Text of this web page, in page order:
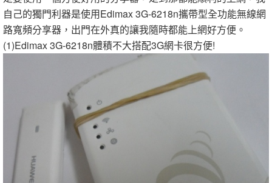
自己的獨門利器是使用Edimax 3G-6218n攜帶型全功能無線網
路寬頻分享器，出門在外真的讓我隨時都能上網好方便。
(1)Edimax 3G-6218n體積不大搭配3G網卡很方便!